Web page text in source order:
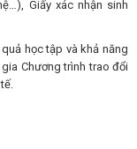
Giấy xác nhận sinh
học tập và khả năng
Chương trình trao đổi